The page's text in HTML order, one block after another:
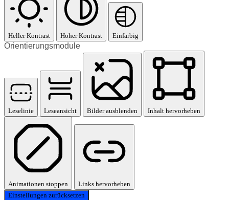
Heller Kontrast Hoher Kontrast Einfarbig
Orientierungsmodule
Leselinie Leseansicht Bilder ausblenden Inhalt hervorheben
Animationen stoppen
Links hervorheben
Einstellungen zurücksetzen